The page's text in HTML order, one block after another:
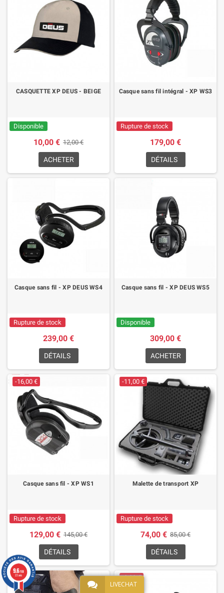
CASQUETTE XP DEUS - BEIGE
Disponible
10,00 € 12,00 €
ACHETER
Casque sans fil intégral - XP WS3
Rupture de stock
179,00 €
DÉTAILS
Casque sans fil - XP DEUS WS4
Rupture de stock
239,00 €
DÉTAILS
Casque sans fil - XP DEUS WS5
Disponible
309,00 €
ACHETER
-16,00 €
Casque sans fil - XP WS1
Rupture de stock
129,00 € 145,00 €
DÉTAILS
-11,00 €
Malette de transport XP
Rupture de stock
74,00 € 85,00 €
DÉTAILS
-2,00 €
LIVECHAT
9.6/10
22 avis